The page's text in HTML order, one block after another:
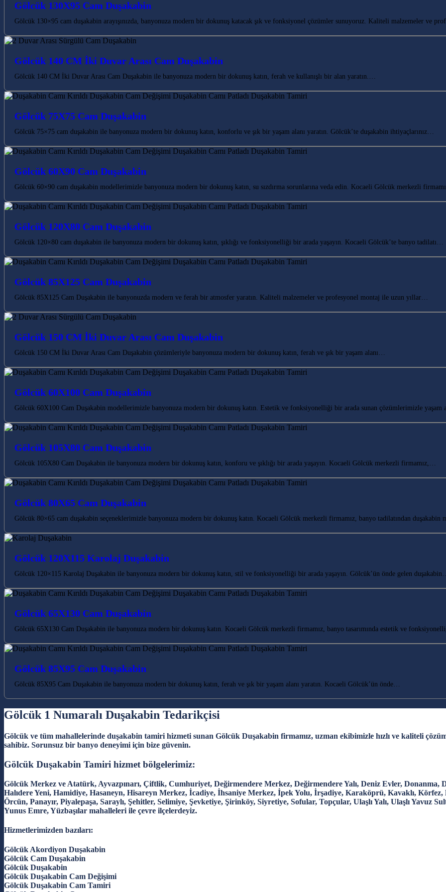
Gölcük 130X95 Cam Duşakabin
Gölcük 130×95 cam duşakabin arayışınızda, banyonuza modern bir dokunuş katacak şık ve fonksiyonel çözümler sunuyoruz. Kaliteli malzemeler ve
Gölcük 140 CM İki Duvar Arası Cam Duşakabin
Gölcük 140 CM İki Duvar Arası Cam Duşakabin ile banyonuza modern bir dokunuş katın, ferah ve kullanışlı bir alan yaratın.…
Gölcük 75X75 Cam Duşakabin
Gölcük 75×75 cam duşakabin ile banyonuza modern bir dokunuş katın, konforlu ve şık bir yaşam alanı yaratın. Gölcük’te duşakabin ihtiyaçlarınız…
Gölcük 60X90 Cam Duşakabin
Gölcük 60×90 cam duşakabin modellerimizle banyonuza modern bir dokunuş katın, su sızdırma sorunlarına veda edin. Kocaeli Gölcük merkezli
Gölcük 120X80 Cam Duşakabin
Gölcük 120×80 cam duşakabin ile banyonuza modern bir dokunuş katın, şıklığı ve fonksiyonelliği bir arada yaşayın. Kocaeli Gölcük’te banyo tadilatı…
Gölcük 85X125 Cam Duşakabin
Gölcük 85X125 Cam Duşakabin ile banyonuzda modern ve ferah bir atmosfer yaratın. Kaliteli malzemeler ve profesyonel montaj ile uzun yıllar…
Gölcük 150 CM İki Duvar Arası Cam Duşakabin
Gölcük 150 CM İki Duvar Arası Cam Duşakabin çözümleriyle banyonuza modern bir dokunuş katın, ferah ve şık bir yaşam alanı…
Gölcük 60X100 Cam Duşakabin
Gölcük 60X100 Cam Duşakabin modellerimizle banyonuza modern bir dokunuş katın. Estetik ve fonksiyonelliği bir arada sunan çözümlerimizle yaşam
Gölcük 105X80 Cam Duşakabin
Gölcük 105X80 Cam Duşakabin ile banyonuza modern bir dokunuş katın, konforu ve şıklığı bir arada yaşayın. Kocaeli Gölcük merkezli firmamız,…
Gölcük 80X65 Cam Duşakabin
Gölcük 80×65 cam duşakabin seçeneklerimizle banyonuza modern bir dokunuş katın. Kocaeli Gölcük merkezli firmamız, banyo tadilatından duşakabin
Gölcük 120X115 Karolaj Duşakabin
Gölcük 120×115 Karolaj Duşakabin ile banyonuza modern bir dokunuş katın, stil ve fonksiyonelliği bir arada yaşayın. Gölcük’ün önde gelen duşakabin…
Gölcük 65X130 Cam Duşakabin
Gölcük 65X130 Cam Duşakabin ile banyonuza modern bir dokunuş katın. Kocaeli Gölcük merkezli firmamız, banyo tasarımında estetik ve
Gölcük 85X95 Cam Duşakabin
Gölcük 85X95 Cam Duşakabin ile banyonuza modern bir dokunuş katın, ferah ve şık bir yaşam alanı yaratın. Kocaeli Gölcük’ün önde…
Gölcük 1 Numaralı Duşakabin Tedarikçisi
Gölcük ve tüm mahallelerinde duşakabin tamiri hizmeti sunan Gölcük Duşakabin firmamız, uzman ekibimizle hızlı ve kaliteli
sahibiz. Sorunsuz bir banyo deneyimi için bize güvenin.
Gölcük Duşakabin Tamiri hizmet bölgelerimiz:
Gölcük Merkez ve Atatürk, Ayvazpınarı, Çiftlik, Cumhuriyet, Değirmendere Merkez, Değirmendere Yalı, Deniz Evler, Donanma,
Halıdere Yeni, Hamidiye, Hasaneyn, Hisareyn Merkez, İcadiye, İhsaniye Merkez, İpek Yolu, İrşadiye, Karaköprü, Kavaklı,
Örcün, Panayır, Piyalepaşa, Saraylı, Şehitler, Selimiye, Şevketiye, Şirinköy, Siyretiye, Sofular, Topçular, Ulaşlı Yalı, Ulaşlı Yavuz
Yunus Emre, Yüzbaşılar mahalleleri ile çevre ilçelerdeyiz.
Hizmetlerimizden bazıları:
Gölcük Akordiyon Duşakabin
Gölcük Cam Duşakabin
Gölcük Duşakabin
Gölcük Duşakabin Cam Değişimi
Gölcük Duşakabin Cam Tamiri